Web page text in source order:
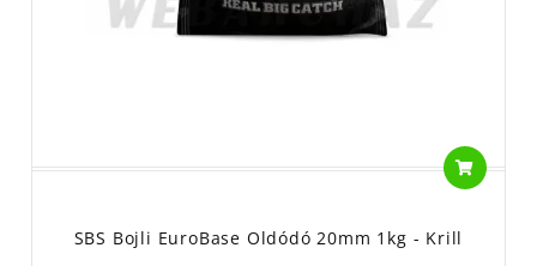
SBS Bojli EuroBase Oldódó 20mm 1kg - Krill